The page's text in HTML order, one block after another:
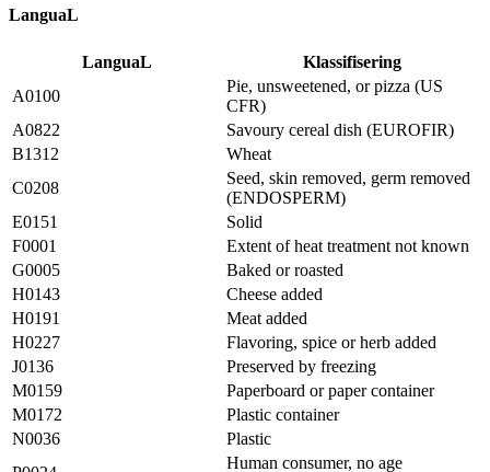
LanguaL
LanguaL
Klassifisering
A0100
Pie, unsweetened, or pizza (US
CFR)
A0822
Savoury cereal dish (EUROFIR)
B1312
Wheat
C0208
Seed, skin removed, germ removed
(ENDOSPERM)
E0151
Solid
F0001
Extent of heat treatment not known
G0005
Baked or roasted
H0143
Cheese added
H0191
Meat added
H0227
Flavoring, spice or herb added
J0136
Preserved by freezing
M0159
Paperboard or paper container
M0172
Plastic container
N0036
Plastic
Human consumer, no age